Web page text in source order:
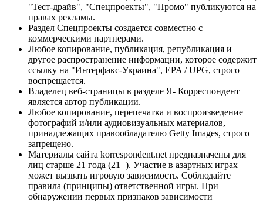
"Тест-драйв", "Спецпроекты", "Промо" публикуются на
правах рекламы.
Раздел Спецпроекты создается совместно с
коммерческими партнерами.
Любое копирование, публикация, републикация и
другое распространение информации, которое содержит
ссылку на "Интерфакс-Украина", EPA / UPG, строго
воспрещается.
Владелец веб-страницы в разделе Я- Корреспондент
является автор публикации.
Любое копирование, перепечатка и воспроизведение
фотографий и/или аудиовизуальных материалов,
принадлежащих правообладателю Getty Images, строго
запрещено.
Материалы сайта korrespondent.net предназначены для
лиц старше 21 года (21+). Участие в азартных играх
может вызвать игровую зависимость. Соблюдайте
правила (принципы) ответственной игры. При
обнаружении первых признаков зависимости